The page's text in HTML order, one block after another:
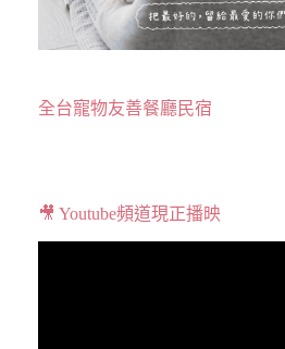
全台寵物友善餐廳民宿
🎥 Youtube頻道現正播映